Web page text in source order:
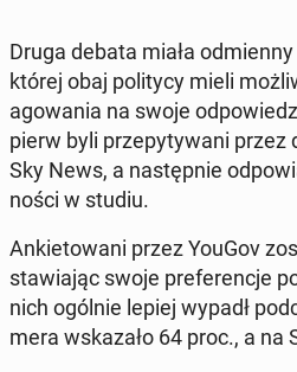
Druga debata miała
której obaj po­li­ty­cy mieli
ago­wa­nia na swoje
pierw byli prze­py­ty­wa­ni przez
Sky News, a na­stęp­nie
no­ści w studiu.
An­kie­to­wa­ni przez YouGov
sta­wia­jąc swoje pre­fe­ren­cje
nich ogólnie lepiej wypadł
me­ra wska­za­ło 64 proc., a na